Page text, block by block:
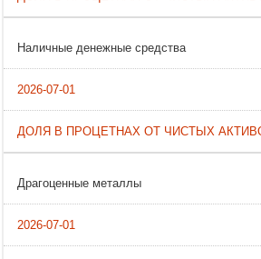
Наличные денежные средства
Драгоценные металлы